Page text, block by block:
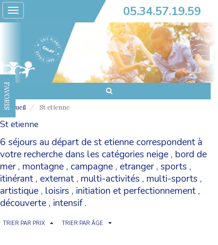
Toggle
navigation
05.34.57.19.59
FAVORIS
Accueil St etienne
St etienne
6 séjours au départ de st etienne correspondent à
votre recherche dans les catégories neige , bord de
mer, montagne , campagne , etranger, sports ,
itinérant , externat , multi-activités , multi-sports ,
artistique , loisirs , initiation et perfectionnement ,
découverte , intensif.
TRIER PAR PRIX TRIER PAR ÂGE